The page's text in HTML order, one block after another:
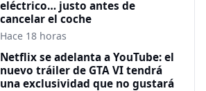
eléctrico… justo antes de
cancelar el coche
Hace 18 horas
Netflix se adelanta a YouTube: el
nuevo tráiler de GTA VI tendrá
una exclusividad que no gustará